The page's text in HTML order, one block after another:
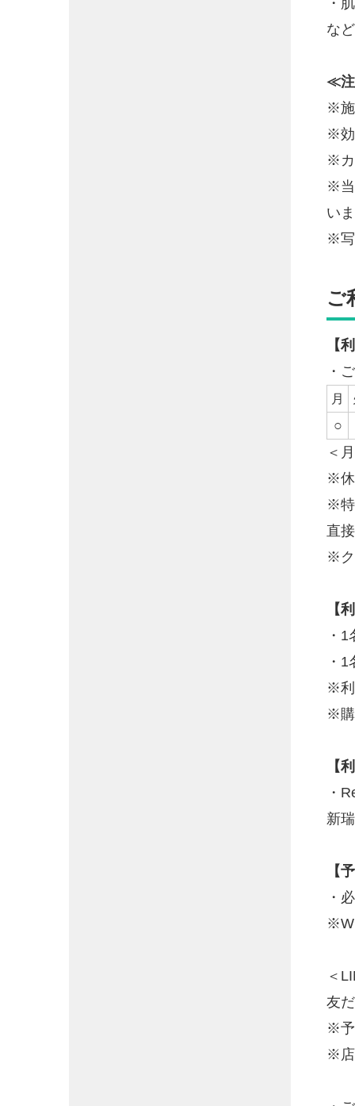
など
≪
※施
※効
※カ
※当
い
※写
ご
【
・
月
○
＜
※休
※特
直
※ク
【
・
・
※
※購
【
・
新
【
・
＜
友
※予
※店